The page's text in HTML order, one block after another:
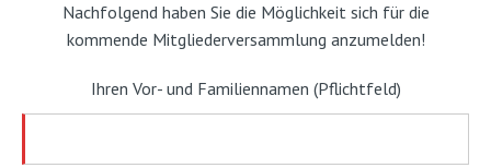
Nachfolgend haben Sie die Möglichkeit sich für die
kommende Mitgliederversammlung anzumelden!
Ihren Vor- und Familiennamen (Pflichtfeld)